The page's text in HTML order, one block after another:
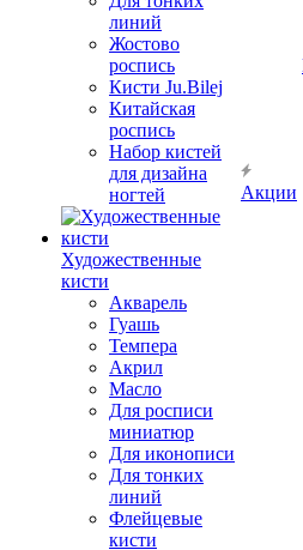
линий
Жостово
роспись
Кисти Ju.Bilej
Китайская
роспись
Набор кистей
для дизайна
ногтей
Художественные
кисти
Акварель
Гуашь
Темпера
Акрил
Масло
Для росписи
миниатюр
Для иконописи
Для тонких
линий
Флейцевые
кисти
Акции